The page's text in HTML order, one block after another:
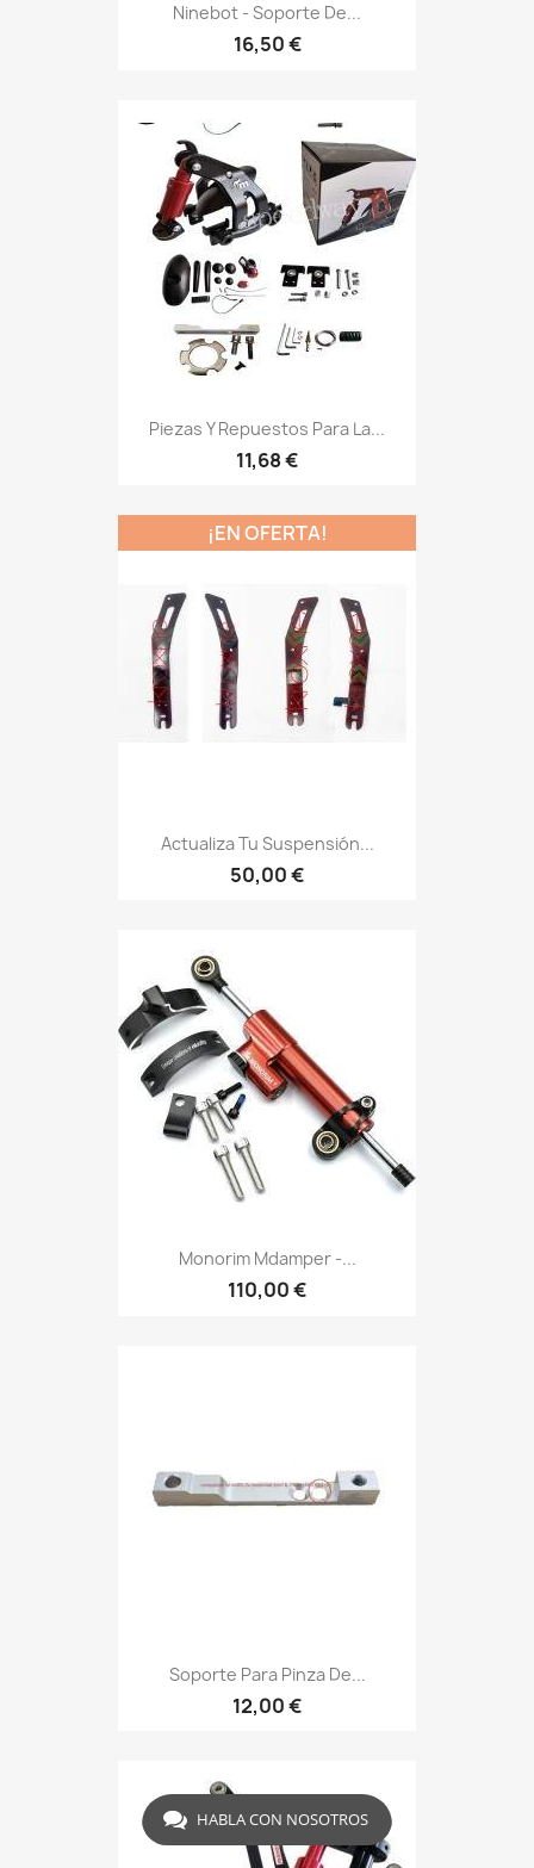
Ninebot - Soporte De...
16,50 €
Piezas Y Repuestos Para La...
11,68 €
Actualiza Tu Suspensión...
50,00 €
¡EN OFERTA!
Monorim Mdamper -...
110,00 €
Soporte Para Pinza De...
12,00 €
HABLA CON NOSOTROS